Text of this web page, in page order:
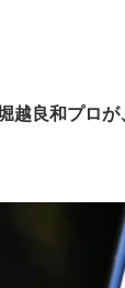
越良和プロ